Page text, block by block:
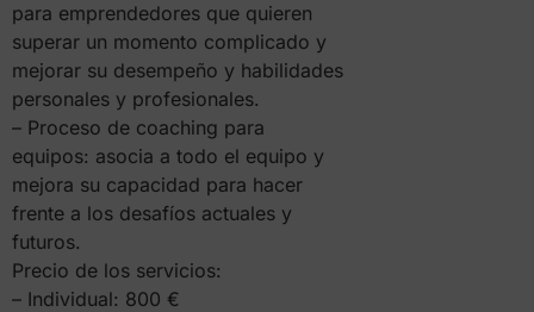
para emprendedores que quieren
superar un momento complicado y
mejorar su desempeño y habilidades
personales y profesionales.
– Proceso de coaching para
equipos: asocia a todo el equipo y
mejora su capacidad para hacer
frente a los desafíos actuales y
futuros.
Precio de los servicios:
– Individual: 800 €